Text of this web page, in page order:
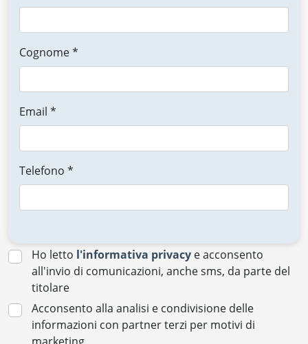
Cognome *
Email *
Telefono *
Ho letto l'informativa privacy e acconsento
all'invio di comunicazioni, anche sms, da parte del
titolare
Acconsento alla analisi e condivisione delle
informazioni con partner terzi per motivi di